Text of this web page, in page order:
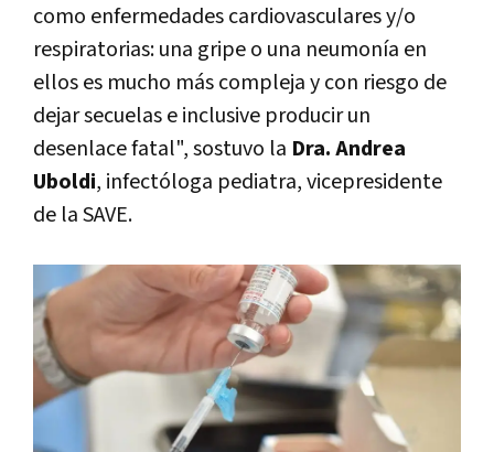
como enfermedades cardiovasculares y/o
respiratorias: una gripe o una neumonía en
ellos es mucho más compleja y con riesgo de
dejar secuelas e inclusive producir un
desenlace fatal", sostuvo la Dra. Andrea
Uboldi, infectóloga pediatra, vicepresidente
de la SAVE.